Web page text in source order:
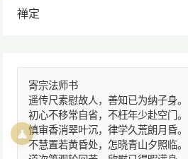
禅定
寄宗法师书
遥传尺素慰故人，善知已为纳子身。
初心不移常自省，不枉年少赴空门。
慎审香消翠叶沉，律学久荒朗月昏。
不慧置若黄昏处，怎晓青山夕照临。
🧘